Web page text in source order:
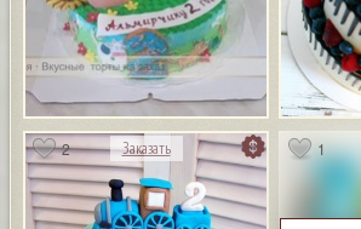
2 Заказать 1